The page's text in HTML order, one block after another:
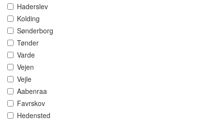
Haderslev
Kolding
Sønderborg
Tønder
Varde
Vejen
Vejle
Aabenraa
Favrskov
Hedensted